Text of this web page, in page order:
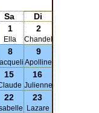
Sa Di
1
Ella
2
Chandeleur
8 9
Apolline
15 16
Julienne
22 23
Lazare